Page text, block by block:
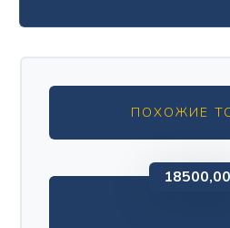
ПОХОЖИЕ
18500,00